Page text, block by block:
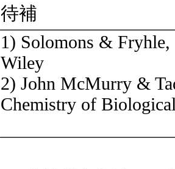
待補
1) Solomons &
Wiley
2) John McMurry &
Chemistry of